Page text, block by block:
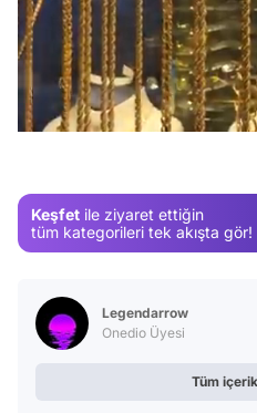
/
Keşfet ile ziyaret ettiğin
tüm kategorileri tek akışta gör!
Legendarrow
Onedio Üyesi
Tüm